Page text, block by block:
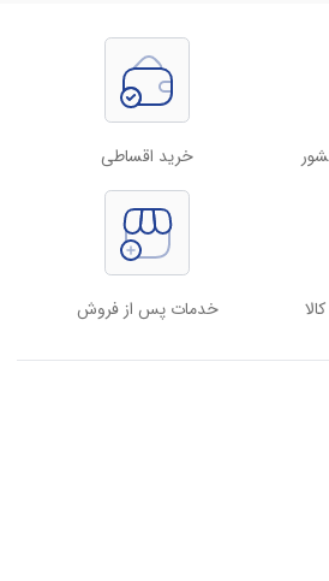
خرید اقساطی
خدمات پس از فروش